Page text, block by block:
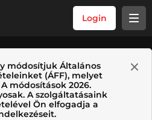
Login
módosítjuk Általános
(ÁFF), melyet
módosítások 2026.
A szolgáltatásaink
Ön elfogadja a